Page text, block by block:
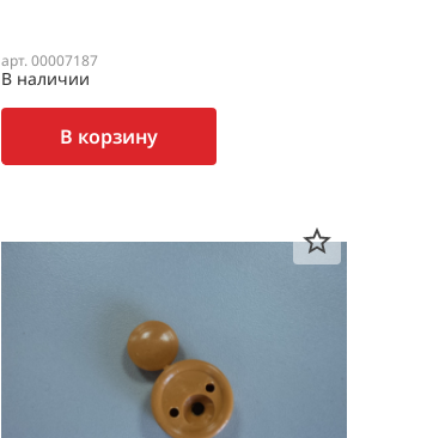
арт. 00007187
В наличии
В корзину